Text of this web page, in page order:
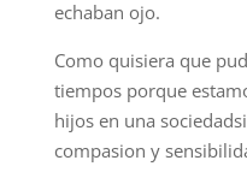
echaban ojo.
Como quisiera que
tiempos porque
hijos en una
compasion y